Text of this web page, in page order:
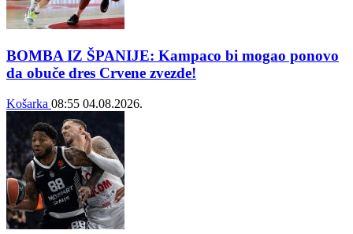
BOMBA IZ ŠPANIJE: Kampaco bi mogao ponovo
da obuče dres Crvene zvezde!
Košarka 08:55 04.08.2026.